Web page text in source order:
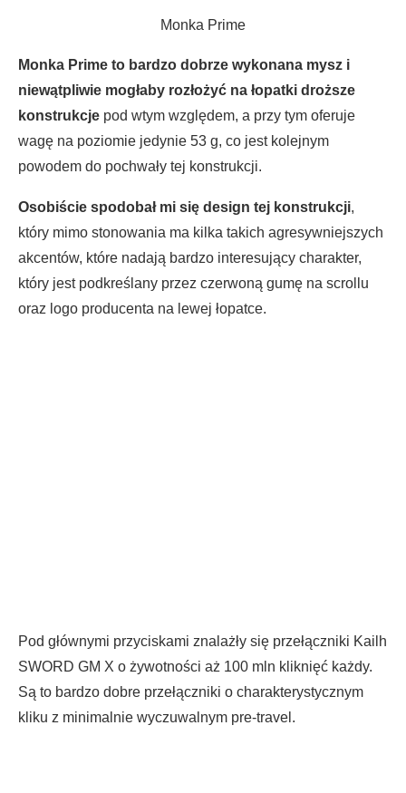
Monka Prime
Monka Prime to bardzo dobrze wykonana mysz i
niewątpliwie mogłaby rozłożyć na łopatki droższe
konstrukcje pod wtym względem, a przy tym oferuje
wagę na poziomie jedynie 53 g, co jest kolejnym
powodem do pochwały tej konstrukcji.
Osobiście spodobał mi się design tej konstrukcji,
który mimo stonowania ma kilka takich agresywniejszych
akcentów, które nadają bardzo interesujący charakter,
który jest podkreślany przez czerwoną gumę na scrollu
oraz logo producenta na lewej łopatce.
Pod głównymi przyciskami znalażły się przełączniki Kailh
SWORD GM X o żywotności aż 100 mln kliknięć każdy.
Są to bardzo dobre przełączniki o charakterystycznym
kliku z minimalnie wyczuwalnym pre-travel.